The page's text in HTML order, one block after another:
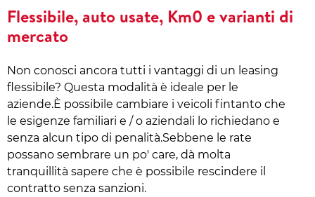
Flessibile, auto usate, Km0 e varianti di
mercato
Non conosci ancora tutti i vantaggi di un leasing
flessibile? Questa modalità è ideale per le
aziende.È possibile cambiare i veicoli fintanto che
le esigenze familiari e / o aziendali lo richiedano e
senza alcun tipo di penalità.Sebbene le rate
possano sembrare un po' care, dà molta
tranquillità sapere che è possibile rescindere il
contratto senza sanzioni.